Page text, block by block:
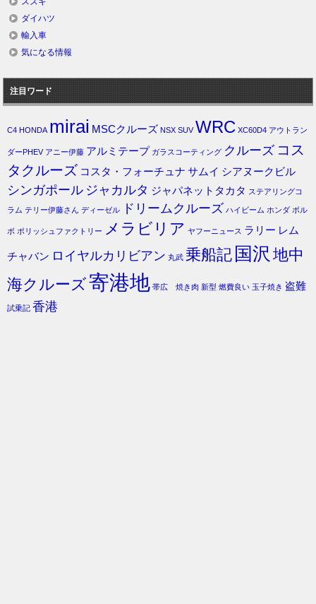
ダイハツ
輸入車
気になる情報
注目ワード
C4 HONDA mirai MSCクルーズ NSX SUV WRC XC60D4 アウトラン
ダーPHEV アニー伊藤 アルミテープ ガラスコーティング クルーズ コス
タクルーズ コスタ・フォーチュナ サムイ シアヌークビル
シンガポール ジャカルタ ジャパネットタカタ ステアリングコ
ラム テリー伊藤さん ディーゼル ドリームクルーズ ハイビーム ホンダ ボル
ボ ポリッシュファクトリー メラビリア ヤフーニュース ラリー レム
チャバン ロイヤルカリビアン 丸武 乗船記 国沢 地中
海クルーズ寄港地 帯広 焼き肉 新型 燃費良い 玉子焼き 盗難
試乗記 香港